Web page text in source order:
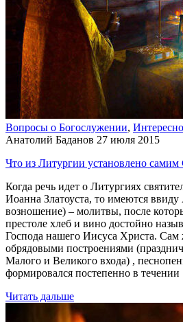
Вопросы о Богослужении,
Анатолий Баданов 27 июля 2015
Что из Литургии установлено самим
Когда речь идет о Литургиях
Иоанна Златоуста, то имеются
возношение) – молитвы, после
престоле хлеб и вино достойно
Господа нашего Иисуса Христа.
обрядовыми построениями
Малого и Великого входа) ,
формировался постепенно в течении
Читать дальше